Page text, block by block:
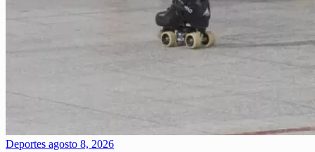
Deportes agosto 8, 2026